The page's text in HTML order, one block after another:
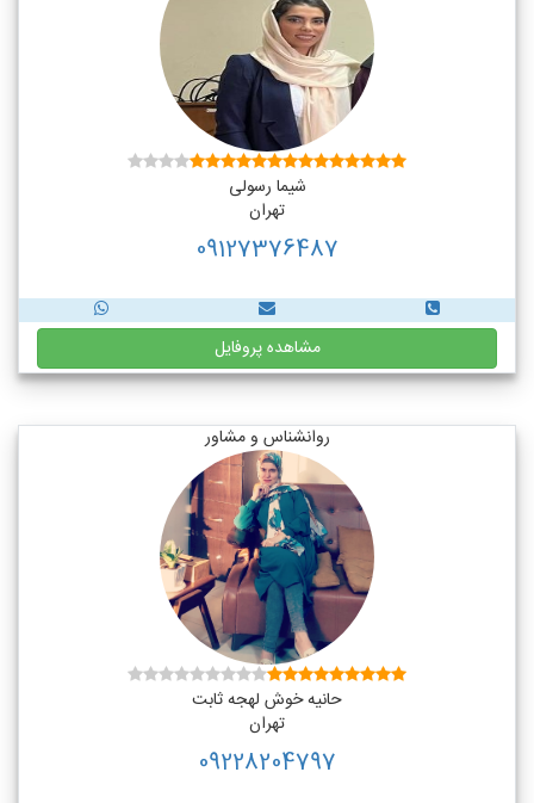
شیما رسولی
تهران
09127376487
مشاهده پروفایل
روانشناس و مشاور
حانیه خوش لهجه ثابت
تهران
09228204797